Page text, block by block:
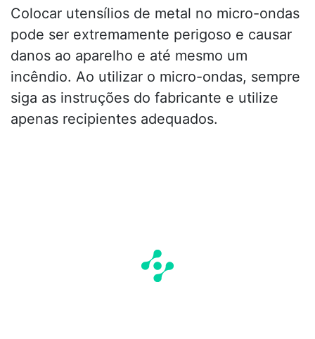
Colocar utensílios de metal no micro-ondas
pode ser extremamente perigoso e causar
danos ao aparelho e até mesmo um
incêndio. Ao utilizar o micro-ondas, sempre
siga as instruções do fabricante e utilize
apenas recipientes adequados.